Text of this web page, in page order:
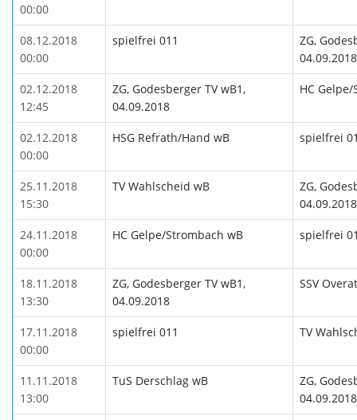
00:00
08.12.2018
00:00
spielfrei 011
ZG,
04.09.2018
02.12.2018
12:45
ZG, Godesberger TV wB1,
04.09.2018
HC
02.12.2018
00:00
HSG Refrath/Hand wB spielfrei
25.11.2018
15:30
TV Wahlscheid wB
ZG,
04.09.2018
24.11.2018
00:00
HC Gelpe/Strombach wB spielfrei
18.11.2018
13:30
ZG, Godesberger TV wB1,
04.09.2018
SSV
17.11.2018
00:00
spielfrei 011 TV
11.11.2018
13:00
TuS Derschlag wB
ZG,
04.09.2018